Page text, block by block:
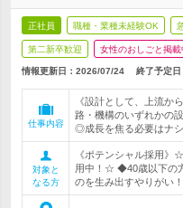
正社員 職種・業種未経験OK
第二新卒歓迎 女性のおしごと掲載
情報更新日：2026/07/24 終了予定日
仕事内容
《設計として、上流か
路・機構のいずれかの
◎成長を焦る必要はナシ
対象と
なる方
《ポテンシャル採用》
用中！☆ ◆40歳以下の
のを生み出すやりがい！